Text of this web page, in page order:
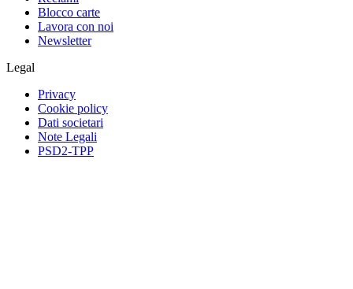
Blocco carte
Lavora con noi
Newsletter
Legal
Privacy
Cookie policy
Dati societari
Note Legali
PSD2-TPP